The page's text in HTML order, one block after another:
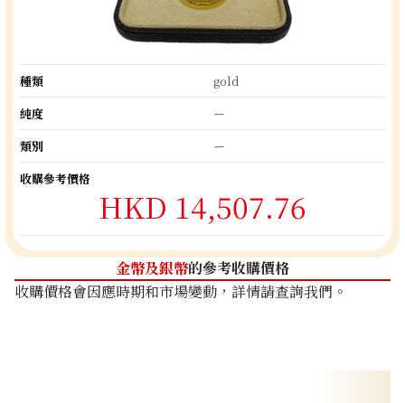
種類
gold
純度
ー
類別
ー
收購參考價格
HKD 14,507.76
金幣及銀幣的參考收購價格
收購價格會因應時期和市場變動，詳情請查詢我們。